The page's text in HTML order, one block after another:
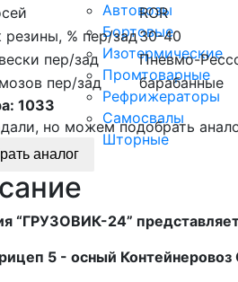
Автовозы
Бортовые
Изотермические
Промтоварные
Рефрижераторы
Самосвалы
Шторные
ROR
резины, % пер/зад30-40
пер/зад
Пневмо-
пер/зад
барабанные
1033
но можем подобрать
аналог
“ГРУЗОВИК-24”
5 - осный Контейнеровоз